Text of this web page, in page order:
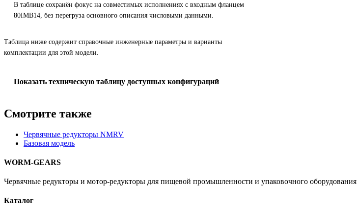
В таблице сохранён фокус на совместимых исполнениях с входным фланцем
80IMB14, без перегруза основного описания числовыми данными.
Таблица ниже содержит справочные инженерные параметры и варианты
комплектации для этой модели.
Показать техническую таблицу доступных конфигураций
Смотрите также
Червячные редукторы NMRV
Базовая модель
WORM-GEARS
Червячные редукторы и мотор-редукторы для пищевой промышленности и упаковочного оборудования
Каталог